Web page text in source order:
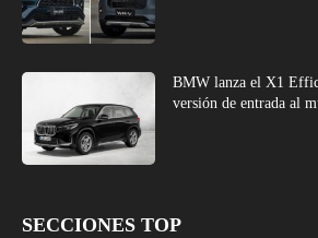
BMW lanza el X1
versión de entrada al
SECCIONES TOP